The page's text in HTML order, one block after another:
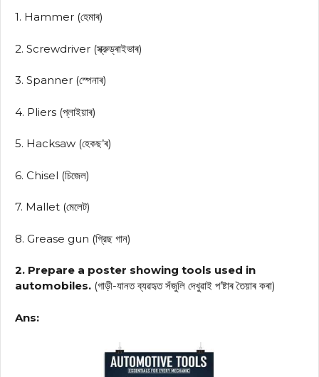
1. Hammer (হেমাৰ)
2. Screwdriver (স্ক্রুড্ৰাইভাৰ)
3. Spanner (স্পেনাৰ)
4. Pliers (প্লাইয়াৰ)
5. Hacksaw (হেকছ’ৰ)
6. Chisel (চিজেল)
7. Mallet (মেলেট)
8. Grease gun (গ্রিছ গান)
2. Prepare a poster showing tools used in
automobiles. (গাড়ী-যানত ব্যৱহৃত সঁজুলি দেখুৱাই প’ষ্টাৰ তৈয়াৰ কৰা)
Ans: